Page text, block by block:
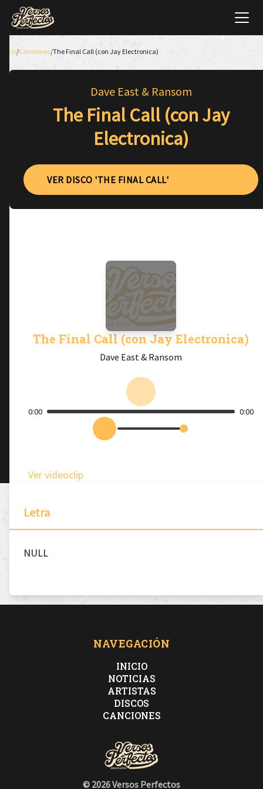
Inicio/Canciones/The Final Call (con Jay Electronica)
Dave East & Ransom
The Final Call (con Jay
Electronica)
VER DISCO 'THE FINAL CALL'
The Final Call (con Jay Electronica)
Dave East & Ransom
0:00 0:00
Ver videoclip
Letra
NULL
NAVEGACIÓN
INICIO
NOTICIAS
ARTISTAS
DISCOS
CANCIONES
© 2026 Versos Perfectos